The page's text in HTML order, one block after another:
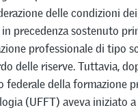
delle condizioni
in precedenza sostenuto
professionale di tipo
delle riserve. Tuttavia,
federale della formazione
(UFFT) aveva iniziato